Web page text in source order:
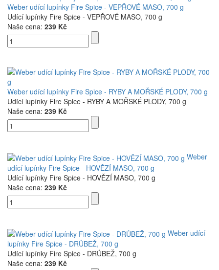
Weber udící lupínky Fire Spice - VEPŘOVÉ MASO, 700 g
Udící lupínky Fire Spice - VEPŘOVÉ MASO, 700 g
Naše cena: 239 Kč
Weber udící lupínky Fire Spice - RYBY A MOŘSKÉ PLODY, 700 g
Udící lupínky Fire Spice - RYBY A MOŘSKÉ PLODY, 700 g
Naše cena: 239 Kč
Weber
udící lupínky Fire Spice - HOVĚZÍ MASO, 700 g
Udící lupínky Fire Spice - HOVĚZÍ MASO, 700 g
Naše cena: 239 Kč
Weber udící
lupínky Fire Spice - DRŮBEŽ, 700 g
Udící lupínky Fire Spice - DRŮBEŽ, 700 g
Naše cena: 239 Kč